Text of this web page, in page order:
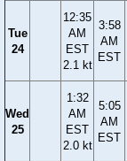
Tue
24
12:35
AM
EST
2.1 kt
3:58
AM
EST
Wed
25
1:32
AM
EST
2.0 kt
5:05
AM
EST